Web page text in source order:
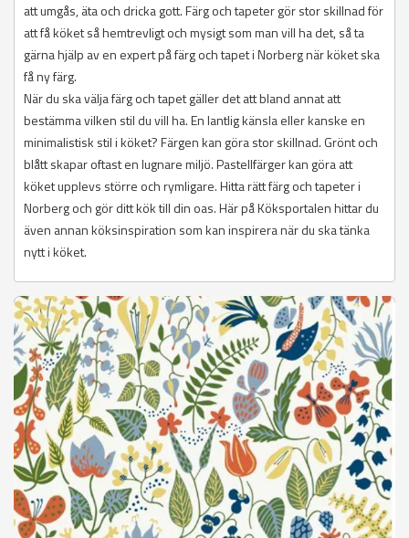
att umgås, äta och dricka gott. Färg och tapeter gör stor skillnad för
att få köket så hemtrevligt och mysigt som man vill ha det, så ta
gärna hjälp av en expert på färg och tapet i Norberg när köket ska
få ny färg.
När du ska välja färg och tapet gäller det att bland annat att
bestämma vilken stil du vill ha. En lantlig känsla eller kanske en
minimalistisk stil i köket? Färgen kan göra stor skillnad. Grönt och
blått skapar oftast en lugnare miljö. Pastellfärger kan göra att
köket upplevs större och rymligare. Hitta rätt färg och tapeter i
Norberg och gör ditt kök till din oas. Här på Köksportalen hittar du
även annan köksinspiration som kan inspirera när du ska tänka
nytt i köket.